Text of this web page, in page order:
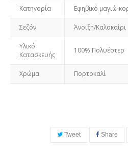
Κατηγορία Εφηβικό μαγιώ-
Σεζόν Άνοιξη/Καλοκαίρι
Υλικό
Κατασκευής
100% Πολυέστερ
Χρώμα Πορτοκαλί
Tweet Share